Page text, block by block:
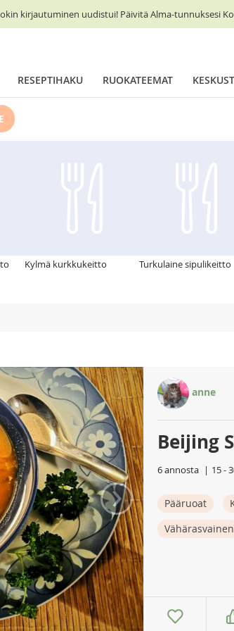
kirjautuminen uudistui! Päivitä Alma-tunnuksesi
RESEPTIHAKU RUOKATEEMAT
Kylmä kurkkukeitto Turkulaine sipulikeitto
›
anne
Beijing
6 annosta 15 -
Pääruoat
Vähärasvainen